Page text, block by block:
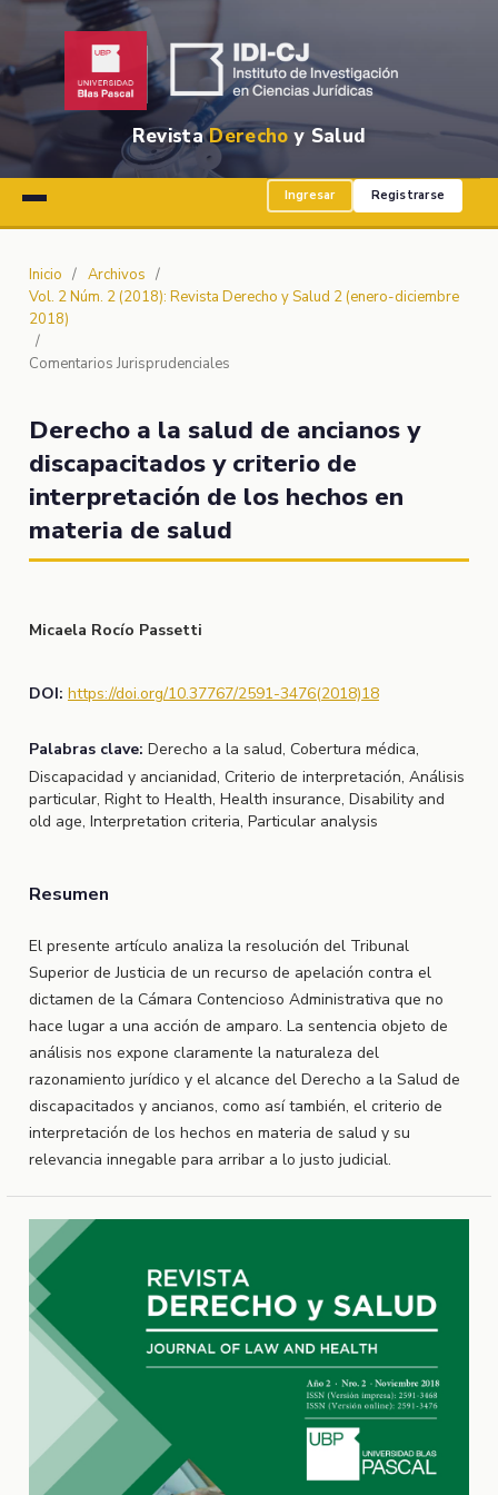
RevistaDerecho y Salud
Ingresar Registrarse
Inicio / Archivos /
Vol. 2 Núm. 2 (2018): Revista Derecho y Salud 2 (enero-diciembre
2018)
/
Comentarios Jurisprudenciales
Derecho a la salud de ancianos y
discapacitados y criterio de
interpretación de los hechos en
materia de salud
Micaela Rocío Passetti
DOI: https://doi.org/10.37767/2591-3476(2018)18
Palabras clave: Derecho a la salud, Cobertura médica,
Discapacidad y ancianidad, Criterio de interpretación, Análisis
particular, Right to Health, Health insurance, Disability and
old age, Interpretation criteria, Particular analysis
Resumen
El presente artículo analiza la resolución del Tribunal
Superior de Justicia de un recurso de apelación contra el
dictamen de la Cámara Contencioso Administrativa que no
hace lugar a una acción de amparo. La sentencia objeto de
análisis nos expone claramente la naturaleza del
razonamiento jurídico y el alcance del Derecho a la Salud de
discapacitados y ancianos, como así también, el criterio de
interpretación de los hechos en materia de salud y su
relevancia innegable para arribar a lo justo judicial.